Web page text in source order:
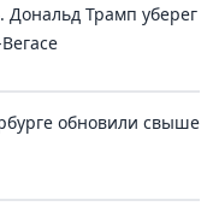
Дональд Трамп уберег
обновили свыше